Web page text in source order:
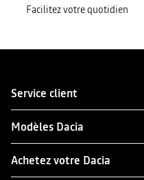
Facilitez votre quotidien
Service client
Modèles Dacia
Achetez votre Dacia